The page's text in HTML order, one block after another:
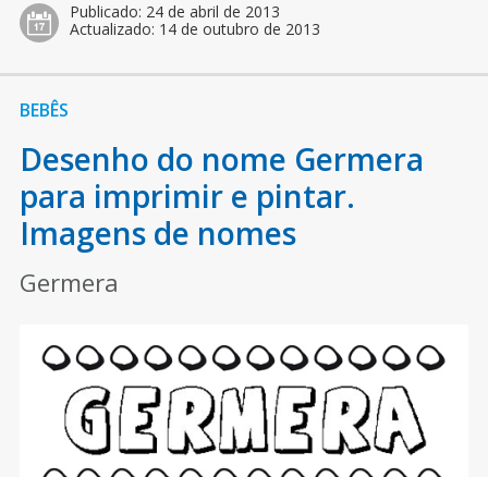
Publicado: 24 de abril de 2013
Actualizado: 14 de outubro de 2013
BEBÊS
Desenho do nome Germera
para imprimir e pintar.
Imagens de nomes
Germera